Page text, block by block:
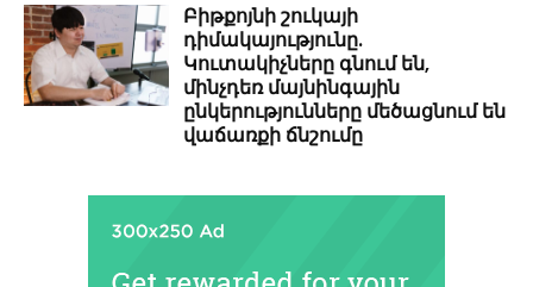
Բիթքոյնի շուկայի
դիմակայությունը.
Կուտակիչները գնում են,
մինչդեռ մայնինգային
ընկերությունները մեծացնում են
վաճառքի ճնշումը